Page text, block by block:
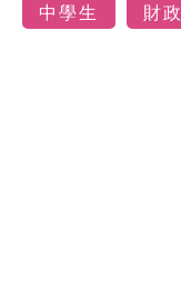
中學生
財政